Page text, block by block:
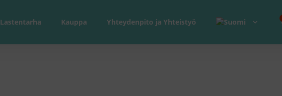
Lastentarha Kauppa Yhteydenpito ja Yhteistyö​